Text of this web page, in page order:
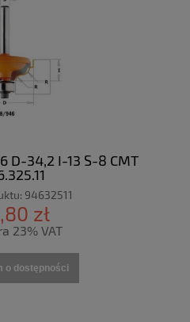
D-34,2 I-13 S-8 CMT
94632511
zł
23% VAT
o dostępności